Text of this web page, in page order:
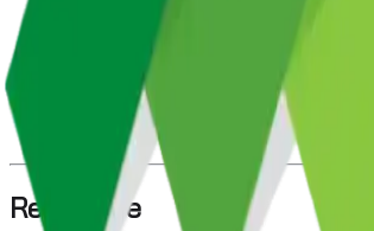
องค์กรที่ใช้ Linux ควรให้ความสำคัญกับการตร
นอกจากนี้ การจำกัดการเข้าถึง SSH และการ
Reference